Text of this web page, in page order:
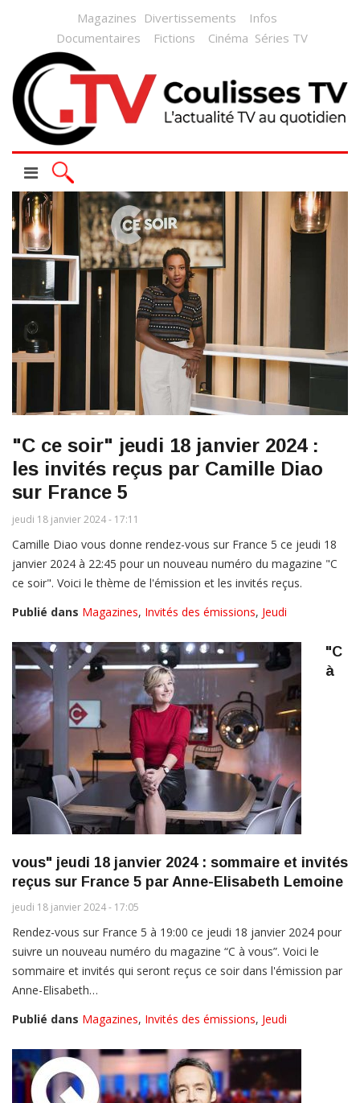
Magazines Divertissements
Infos
Documentaires
Fictions Cinéma Séries TV
"C ce soir" jeudi 18 janvier 2024 :
les invités reçus par Camille Diao
sur France 5
jeudi 18 janvier 2024 - 17:11
Camille Diao vous donne rendez-vous sur France 5 ce jeudi 18
janvier 2024 à 22:45 pour un nouveau numéro du magazine "C
ce soir". Voici le thème de l'émission et les invités reçus.
Publié dans Magazines, Invités des émissions, Jeudi
"C
à
vous" jeudi 18 janvier 2024 : sommaire et invités
reçus sur France 5 par Anne-Elisabeth Lemoine
jeudi 18 janvier 2024 - 17:05
Rendez-vous sur France 5 à 19:00 ce jeudi 18 janvier 2024 pour
suivre un nouveau numéro du magazine “C à vous”. Voici le
sommaire et invités qui seront reçus ce soir dans l'émission par
Anne-Elisabeth…
Publié dans Magazines, Invités des émissions, Jeudi